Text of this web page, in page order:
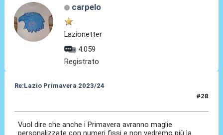
carpelo
Lazionetter
4.059
Registrato
Re:Lazio Primavera 2023/24
#28
Vuol dire che anche i Primavera avranno maglie